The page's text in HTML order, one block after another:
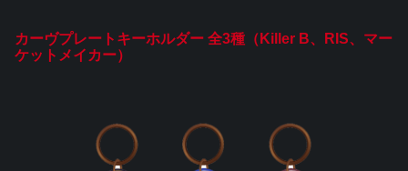
カーヴプレートキーホルダー 全3種（Killer B、RIS、マー
ケットメイカー）